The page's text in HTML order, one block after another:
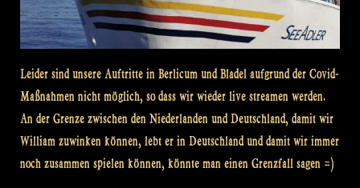
Leider sind unsere Auftritte in Berlicum und Bladel aufgrund der Covid-
Maßnahmen nicht möglich, so dass wir wieder live streamen werden.
An der Grenze zwischen den Niederlanden und Deutschland, damit wir
William zuwinken können, lebt er in Deutschland und damit wir immer
noch zusammen spielen können, könnte man einen Grenzfall sagen =)